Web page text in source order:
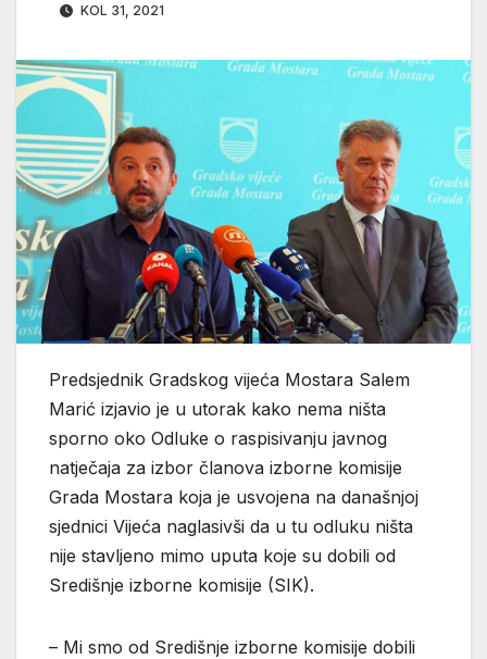
KOL 31, 2021
Predsjednik Gradskog vijeća Mostara Salem
Marić izjavio je u utorak kako nema ništa
sporno oko Odluke o raspisivanju javnog
natječaja za izbor članova izborne komisije
Grada Mostara koja je usvojena na današnjoj
sjednici Vijeća naglasivši da u tu odluku ništa
nije stavljeno mimo uputa koje su dobili od
Središnje izborne komisije (SIK).
– Mi smo od Središnje izborne komisije dobili